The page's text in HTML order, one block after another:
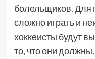
болельщиков. Для
сложно играть и
хоккеисты будут
то, что они